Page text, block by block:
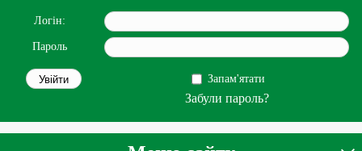
Логін:
Пароль
Запам'ятати
Забули пароль?